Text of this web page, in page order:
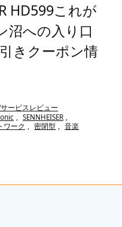
HD599これが
沼への入り口
きクーポン情
ービスレビュー
, SENNHEISER ,
ワーク , 密閉型 , 音楽